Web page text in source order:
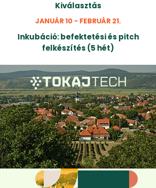
Kiválasztás
JANUÁR 10 - FEBRUÁR 21.
Inkubáció: befektetési és pitch
felkészítés (5 hét)